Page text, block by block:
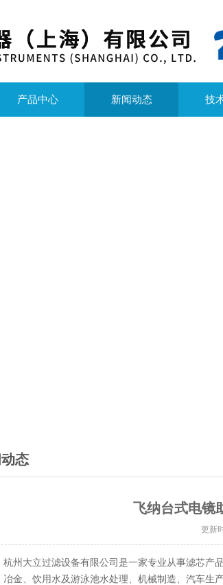
产品中心 新闻动态 技
态
飞纳台式电镜
更新
杭州大立过滤设备有限公司是一家专业从事滤芯产
冶金、饮用水及游泳池水处理、机械制造、汽车生产